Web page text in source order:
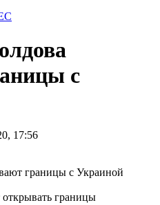
с
17:56
открывать границы